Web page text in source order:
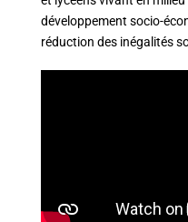
développement socio-
réduction des inégalités